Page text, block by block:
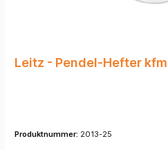
Leitz - Pendel-Hefter
Produktnummer: 2013-25